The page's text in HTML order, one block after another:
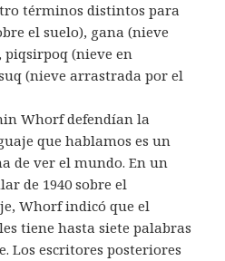
términos distintos para
el suelo), gana (nieve
piqsirpoq (nieve en
(nieve arrastrada por el
Whorf defendían la
que hablamos es un
de ver el mundo. En un
de 1940 sobre el
Whorf indicó que el
tiene hasta siete palabras
Los escritores posteriores